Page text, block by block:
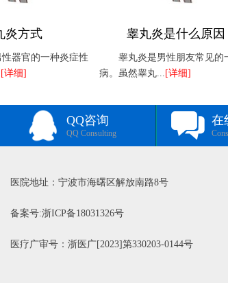
炎方式
器官的一种炎症性
[详细]
睾丸炎是什么原因
睾丸炎是男性朋友常见的
病。虽然睾丸... [详细]
QQ咨询
QQ Consulting
在
医院地址：宁波市海曙区解放南路8号
备案号:浙ICP备18031326号
医疗广审号：浙医广[2023]第330203-0144号